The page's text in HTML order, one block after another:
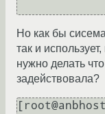
Но как бы
так и
нужно делать
задействовала?